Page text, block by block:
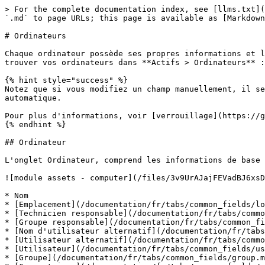
> For the complete documentation index, see [llms.txt](https://help.glpi-project.org/llms.txt). Markdown versions of documentation pages are available by appending `.md` to page URLs; this page is available as [Markdown](https://help.glpi-project.org/documentation/fr/modules/assets/computers.md).

# Ordinateurs

Chaque ordinateur possède ses propres informations et le matériel associé (moniteur, composants, etc.). Toutes ces informations sont divisées en onglets. Vous pouvez trouver vos ordinateurs dans **Actifs > Ordinateurs** :

{% hint style="success" %}
Notez que si vous modifiez un champ manuellement, il sera considéré comme verrouillé. Cela l'empêchera d'être modifié lors du prochain téléchargement de l'inventaire automatique.

Pour plus d'informations, voir [verrouillage](https://github.com/glpi-network/gitbook-fr/blob/main/manual/modules/assets/broken-reference/README.md)
{% endhint %}

## Ordinateur

L'onglet Ordinateur, comprend les informations de base sur la machine :

![module assets - computer](/files/3v9UrAJajFEVadBJ6xsD)

* Nom
* [Emplacement](/documentation/fr/tabs/common_fields/location.md)
* [Technicien responsable](/documentation/fr/tabs/common_fields/technician_in_charge.md)
* [Groupe responsable](/documentation/fr/tabs/common_fields/group_in_charge.md)
* [Nom d'utilisateur alternatif](/documentation/fr/tabs/common_fields/alternate_username.md)
* [Utilisateur alternatif](/documentation/fr/tabs/common_fields/alternate_user.md)
* [Utilisateur](/documentation/fr/tabs/common_fields/user.md)
* [Groupe](/documentation/fr/tabs/common_fields/group.md)
* [Commentaires](/documentation/fr/tabs/common_fields/comments.md)
* [Statut](/documentation/fr/tabs/common_fields/status.md)
* [Type d'ordinateur](/documentation/fr/tabs/common_fields/asset_type.md)
* [Fabricant](/documentation/fr/tabs/common_fields/manufacturer.md)
* [Modèle](/documentation/fr/tabs/common_fields/model.md)
* [Numéro de série](/documentation/fr/tabs/common_fields/serial_number.md)
* [Numéro d'inventaire](/documentation/fr/tabs/common_fields/inventory_number.md)
* [Réseau](/documentation/fr/tabs/common_fields/network.md)
* [UUID](/documentation/fr/tabs/common_fields/uuid.md)
* [Source de mise à jour](/documentation/fr/tabs/common_fields/update_source.md)

Si votre ordinateur a été inventorié par l'inventaire automatique, vous pouvez trouver des informations sur le [GLPI Agent](https://glpi-agent.readthedocs.io/en/latest/)

* Agents
* Adresse de contact publique
* Statut des agents
* Useragent
* Dernier contact
* Demander un inventaire
* Tag d'inventaire
* Dernière mise à jour de l'inventaire

***

## Analyse d'impact

L'analyse d'impact permet d'établir un schéma de l'infrastructure, montrant les dépendances et les impacts en cas de perte d'un équipement. Ceci peut être sauvegardé et exporté.

<a href="/pages/iMhuNyipjiWkCfjtX4Pq" class="button secondary">Voir Analyse d'impact</a>

***

## Systèmes d'exploitation

Les systèmes d'exploitation incluent des informations sur le système d'exploitation de votre machine :

* Nom
* Version
* Architecture
* Service Pack
* Kernel
* Édition
* ID de produit
* Numéro de série
* Société
* Propriétaire
* ID d'hôte
* Date d'installation

<a href="/pages/lIE4fln0n3PXk08P00SR" class="button secondary">Voir Systèmes